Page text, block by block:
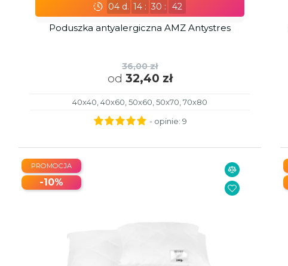
04d. 14 : 30 : 41
Poduszka antyalergiczna AMZ Antystres
36,00 zł
od 32,40 zł
40x40, 40x60, 50x60, 50x70, 70x80
- opinie: 9
PROMOCJA
-10%